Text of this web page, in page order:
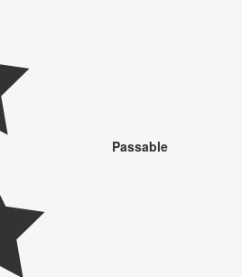
Passable